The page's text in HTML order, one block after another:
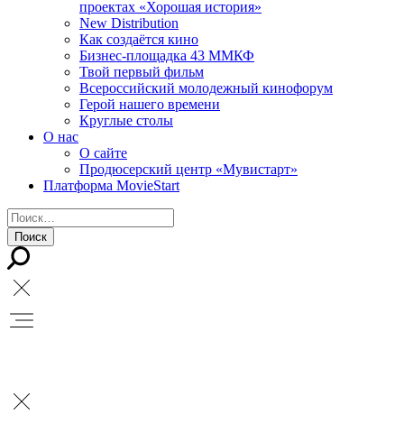
проектах «Хорошая история»
New Distribution
Как создаётся кино
Бизнес-площадка 43 ММКФ
Твой первый фильм
Всероссийский молодежный кинофорум
Герой нашего времени
Круглые столы
О нас
О сайте
Продюсерский центр «Мувистарт»
Платформа MovieStart